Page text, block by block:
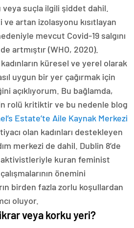
suçla ilgili şiddet dahil.
ve artan izolasyonu kısıtlayan
mevcut Covid-19 salgını
artmıştır (WHO, 2020).
küresel ve yerel olarak
uygun bir yer çağırmak için
açıklıyorum. Bu bağlamda,
rolü kritiktir ve bu nedenle blog
Estate’te Aile Kaynak Merkezi
olan kadınları destekleyen
merkezi de dahil. Dublin 8’de
aktivistleriyle kuran feminist
önemini
birden fazla zorlu koşullardan
oluyor.
veya korku yeri?